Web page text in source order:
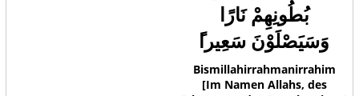
بُطُونِهِمْ نَارًا
وَسَيَصْلَوْنَ سَعِيرا
Bismillahirrahmanirrahim
[Im Namen Allahs, des